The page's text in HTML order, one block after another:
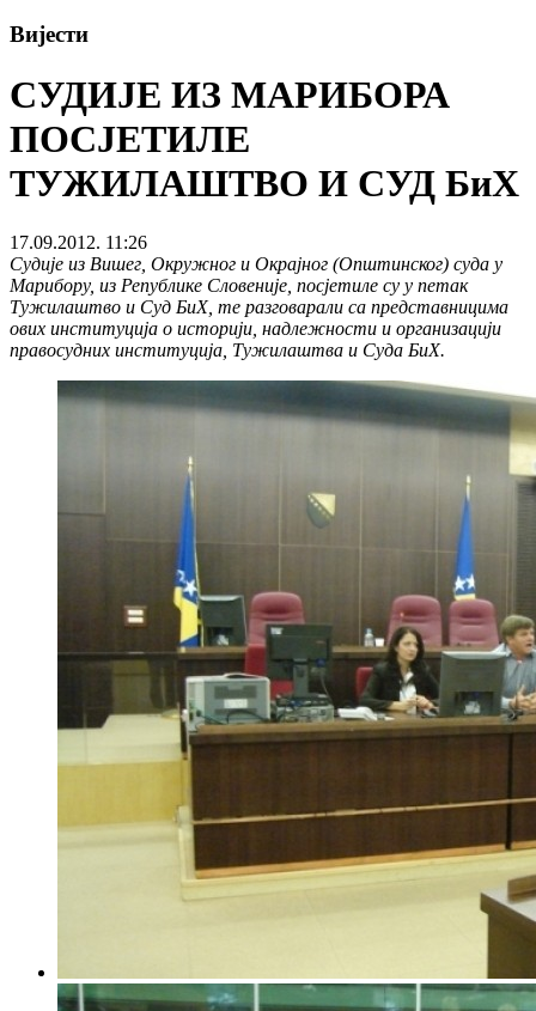
Вијести
СУДИЈЕ ИЗ МАРИБОРА
ПОСЈЕТИЛЕ
ТУЖИЛАШТВО И СУД БиХ
17.09.2012. 11:26
Судије из Вишег, Окружног и Окрајног (Општинског) суда у
Марибору, из Републике Словеније, посјетиле су у петак
Тужилаштво и Суд БиХ, те разговарали са представницима
ових институција о историји, надлежности и организацији
правосудних институција, Тужилаштва и Суда БиХ.